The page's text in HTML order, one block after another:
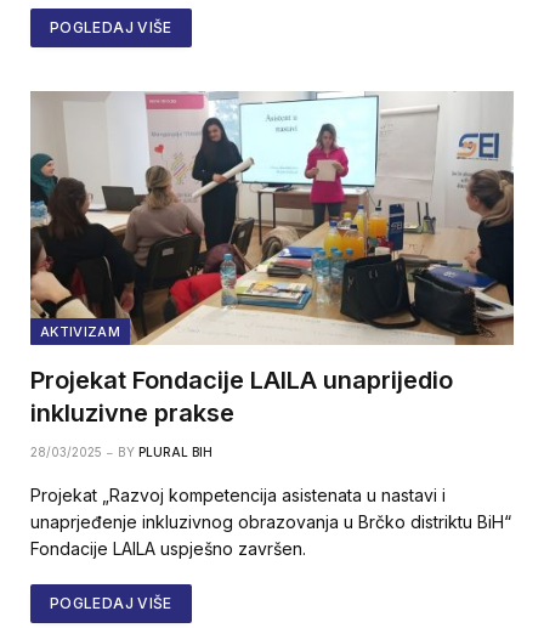
POGLEDAJ VIŠE
AKTIVIZAM
Projekat Fondacije LAILA unaprijedio
inkluzivne prakse
28/03/2025 BY PLURAL BIH
Projekat „Razvoj kompetencija asistenata u nastavi i
unaprjeđenje inkluzivnog obrazovanja u Brčko distriktu BiH“
Fondacije LAILA uspješno završen.
POGLEDAJ VIŠE